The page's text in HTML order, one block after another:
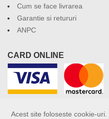
Cum se face livrarea
Garantie si retururi
ANPC
CARD ONLINE
Acest site foloseste cookie-uri.